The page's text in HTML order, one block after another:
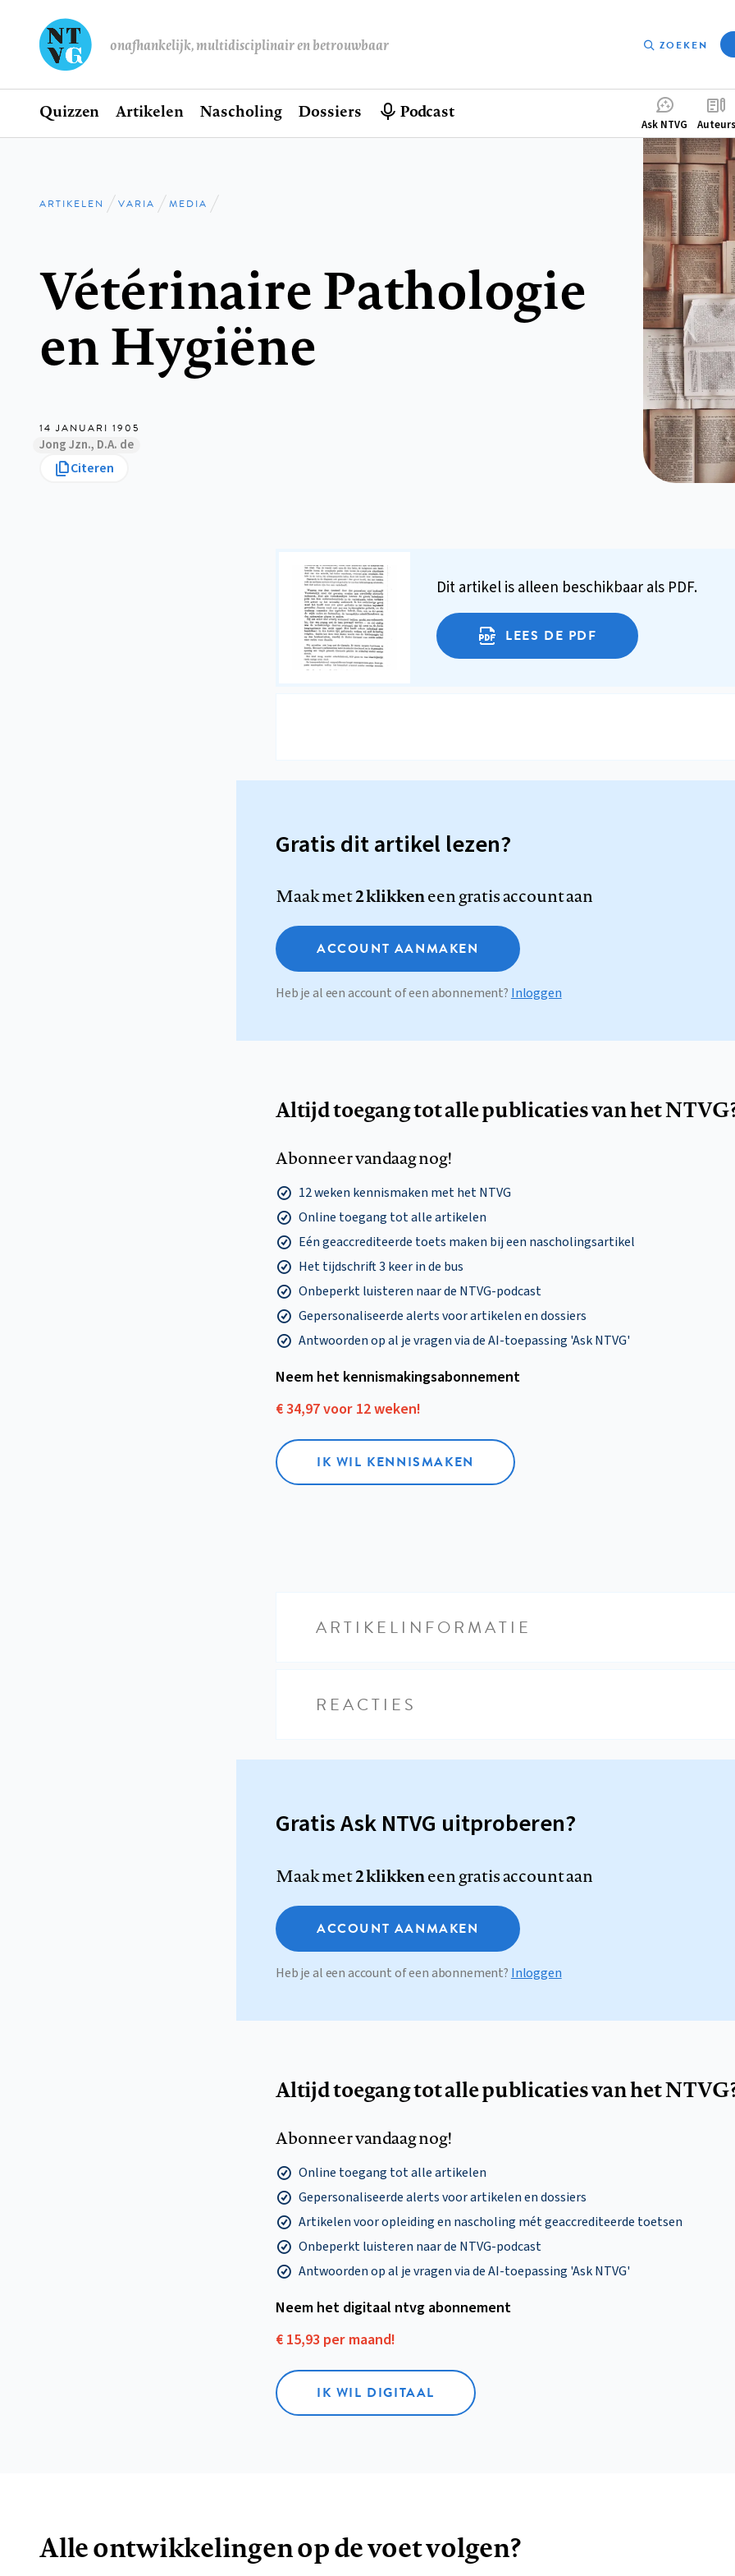
onafhankelijk, multidisciplinair en betrouwbaar ZOEKEN
Hoofdnavigatie
Home
Quizzen Artikelen Nascholing Dossiers Podcast
menu
Ask NTVG Auteurs
Kruimelpad
ARTIKELEN VARIA MEDIA
Vétérinaire Pathologie
en Hygiëne
14 JANUARI 1905
Jong Jzn., D.A. de
Citeren
Dit artikel is alleen beschikbaar als PDF.
LEES DE PDF
Gratis dit artikel lezen?
Maak met2 klikkeneen gratis account aan
ACCOUNT AANMAKEN
Heb je al een account of een abonnement? Inloggen
Altijd toegang tot alle publicaties van het
Abonneer vandaag nog!
12 weken kennismaken met het NTVG
Online toegang tot alle artikelen
Eén geaccrediteerde toets maken bij een nascholingsartikel
Het tijdschrift 3 keer in de bus
Onbeperkt luisteren naar de NTVG-podcast
Gepersonaliseerde alerts voor artikelen en dossiers
Antwoorden op al je vragen via de AI-toepassing 'Ask NTVG'
Neem het kennismakings­abonnement
€ 34,97 voor 12 weken!
IK WIL KENNISMAKEN
ARTIKELINFORMATIE
REACTIES
Gratis Ask NTVG uitproberen?
Maak met2 klikkeneen gratis account aan
ACCOUNT AANMAKEN
Heb je al een account of een abonnement? Inloggen
Altijd toegang tot alle publicaties van het
Abonneer vandaag nog!
Online toegang tot alle artikelen
Gepersonaliseerde alerts voor artikelen en dossiers
Artikelen voor opleiding en nascholing mét geaccrediteerde toetsen
Onbeperkt luisteren naar de NTVG-podcast
Antwoorden op al je vragen via de AI-toepassing 'Ask NTVG'
Neem het digitaal ntvg abonnement
€ 15,93 per maand!
IK WIL DIGITAAL
Alle ontwikkelingen op de voet volgen?